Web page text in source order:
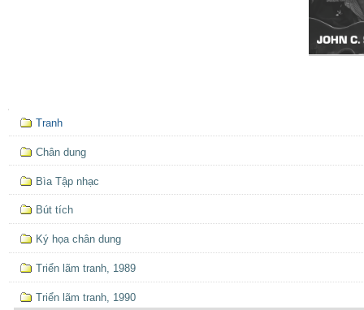
Mục
định
hướng
Tranh
Chân dung
Bìa Tập nhạc
Bút tích
Ký họa chân dung
Triển lãm tranh, 1989
Triển lãm tranh, 1990